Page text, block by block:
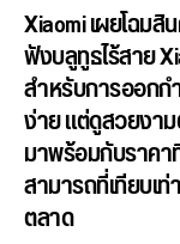
Xiaomi เผยโฉม
ฟังบลูทูธไร้สาย
สำหรับการออกก
ง่าย แต่ดูสวยงา
มาพร้อมกับราคา
สามารถที่เทียบเ
ตลาด